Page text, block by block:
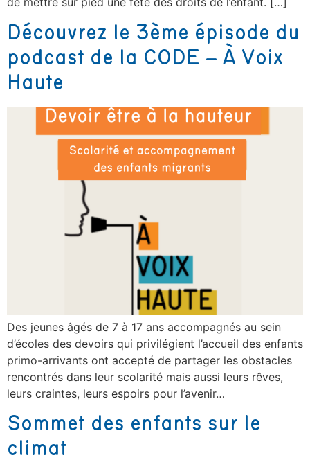
Découvrez le 3ème épisode du
podcast de la CODE – À Voix
Haute
Des jeunes âgés de 7 à 17 ans accompagnés au sein
d’écoles des devoirs qui privilégient l’accueil des enfants
primo-arrivants ont accepté de partager les obstacles
rencontrés dans leur scolarité mais aussi leurs rêves,
leurs craintes, leurs espoirs pour l’avenir…
Sommet des enfants sur le
climat